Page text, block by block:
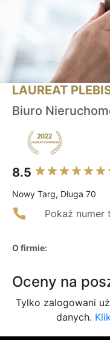
LAUREAT
Biuro
8.5
Nowy Targ, Długa 70
Pokaż numer
O firmie:
Oceny na
Tylko zalogowani
danych.